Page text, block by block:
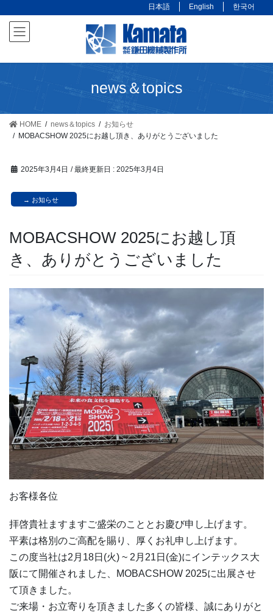
ツ
シ
日本語 English 한국어
news＆topics
HOME news＆topics
お知らせ
MOBACSHOW 2025にお越し頂き、ありがとうございました
2025年3月4日 / 最終更新日 : 2025年3月4日
お知らせ
MOBACSHOW 2025にお越し頂
き、ありがとうございました
お客様各位
拝啓貴社ますますご盛栄のこととお慶び申し上げます。
平素は格別のご高配を賜り、厚くお礼申し上げます。
この度当社は2月18日(火) ~ 2月21日(金)にインテックス大
阪にて開催されました、MOBACSHOW 2025に出展させ
て頂きました。
ご来場・お立寄りを頂きました多くの皆様、誠にありがと